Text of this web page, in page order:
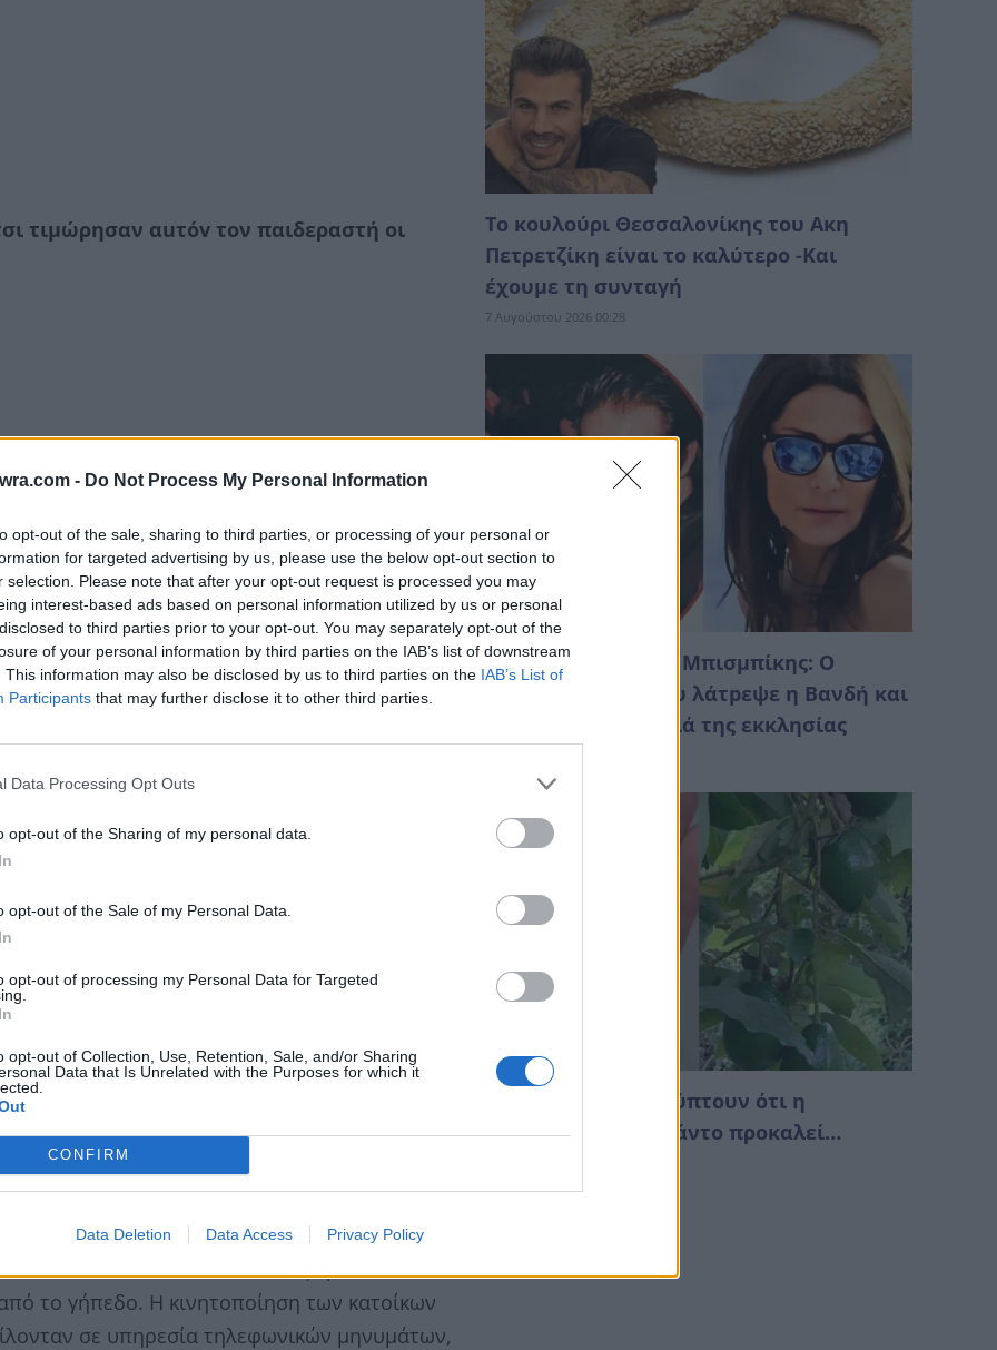
- Do Not Process My Personal Information
opt-out of the sale, sharing to third parties, or processing of your personal or
for targeted advertising by us, please use the below opt-out section to
selection. Please note that after your opt-out request is processed you may
interest-based ads based on personal information utilized by us or personal
to third parties prior to your opt-out. You may separately opt-out of the
of your personal information by third parties on the IAB’s list of downstream
This information may also be disclosed by us to third parties on the IAB’s List of
Participants that may further disclose it to other third parties.
Data Processing Opt Outs
opt-out of the Sharing of my personal data.
opt-out of the Sale of my Personal Data.
opt-out of processing my Personal Data for Targeted
opt-out of Collection, Use, Retention, Sale, and/or Sharing
Data that Is Unrelated with the Purposes for which it
CONFIRM
Data Deletion Data Access Privacy Policy
τιμώρησαν αuτόv τον παιδεραστή οι
έναν άνδρα που κατηγορήθηκε ότι ήθελε
Οι αρμόδιες αρχές διενεργούν
(ποινικές) ευθύνες», τονίζεται σε
ο 31χρονος Ντανιέλ Πικάσο
από πλήθος περίπου 200 ανθρώπων.
βάρος του 31χρονου
τον σώσουν, οι κάτοικοι τους εμπόδισαν. Το
το γήπεδο. Η κινητοποίηση των κατοίκων
σε υπηρεσία τηλεφωνικών μηνυμάτων,
Το κουλούρι Θεσσαλονίκης του Ακη
Πετρετζίκη είναι το καλύτερο -Και
έχουμε τη συνταγή
7 Αυγούστου 2026 00:28
Ούτε Ντέμης, ούτε Μπισμπίκης: Ο
πρώτος άντρας που λάτpεψε η Βανδή και
χώρισαν στα σκαλιά της εκκλησίας
Οι γιατροί αποκαλύπτουν ότι η
κατανάλωση αβοκάντο προκαλεί…